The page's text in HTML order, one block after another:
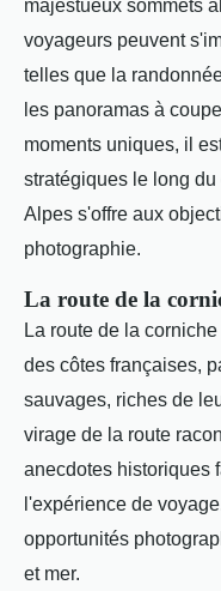
majestueux sommets
voyageurs peuvent
telles que la
les panoramas à
moments uniques, il
stratégiques le long
Alpes s'offre aux
photographie.
La route de la
La route de la
des côtes françaises,
sauvages, riches de
virage de la route
anecdotes historiques
l'expérience de
opportunités
et mer.